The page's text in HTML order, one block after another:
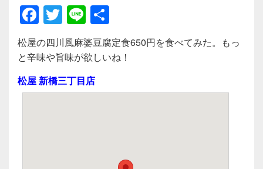
F
a
c
e
b
T
wi
tt
er
Li
n
e
有
松屋の四川風麻婆豆腐定食650円を食べてみた。もっ
と辛味や旨味が欲しいね！
松屋 新橋三丁目店